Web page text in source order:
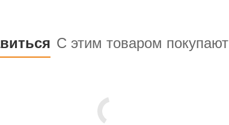
С этим товаром покупают